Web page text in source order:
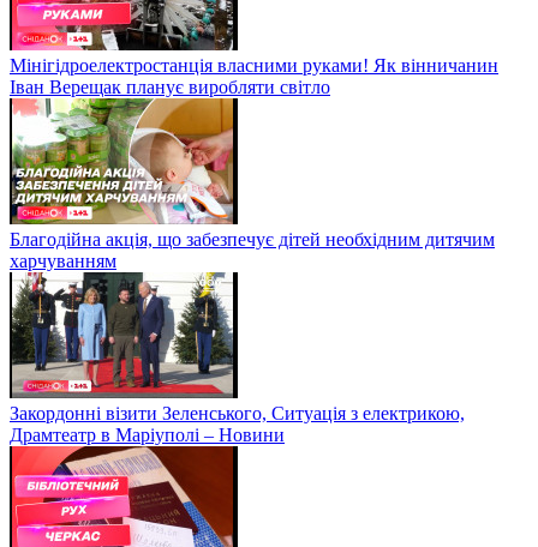
Мінігідроелектростанція власними руками! Як вінничанин
Іван Верещак планує виробляти світло
Благодійна акція, що забезпечує дітей необхідним дитячим
харчуванням
Закордонні візити Зеленського, Ситуація з електрикою,
Драмтеатр в Маріуполі – Новини